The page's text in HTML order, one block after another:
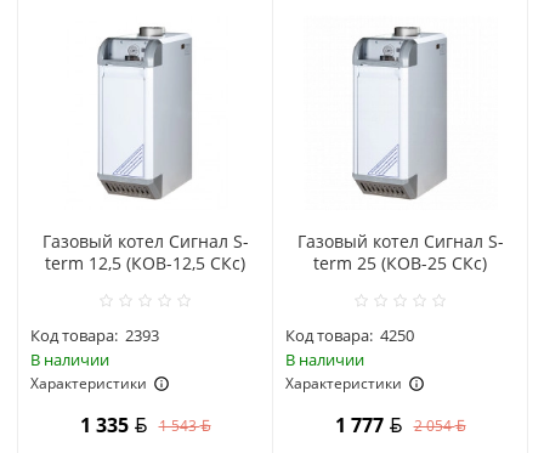
Газовый котел Сигнал S-
term 12,5 (КОВ-12,5 СКс)
Код товара: 2393
В наличии
Характеристики
1 335 1 543
Газовый котел Сигнал S-
term 25 (КОВ-25 СКс)
Код товара: 4250
В наличии
Характеристики
1 777 2 054